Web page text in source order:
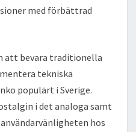
med förbättrad
att bevara traditionella
tekniska
populärt i Sverige.
i det analoga samt
hos